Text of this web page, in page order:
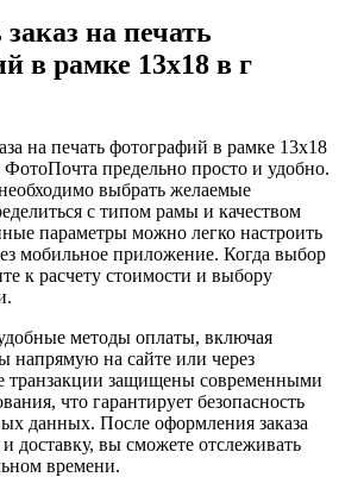
на печать
в рамке 13х18 в г
на печать фотографий в рамке 13х18
предельно просто и удобно.
выбрать желаемые
с типом рамы и качеством
параметры можно легко настроить
мобильное приложение. Когда выбор
к расчету стоимости и выбору
методы оплаты, включая
напрямую на сайте или через
транзакции защищены современными
что гарантирует безопасность
данных. После оформления заказа
доставку, вы сможете отслеживать
времени.